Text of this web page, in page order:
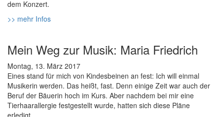
dem Konzert.
>> mehr Infos
Mein Weg zur Musik: Maria Friedrich
Montag, 13. März 2017
Eines stand für mich von Kindesbeinen an fest: Ich will einmal
Musikerin werden. Das heißt, fast. Denn einige Zeit war auch der
Beruf der Bäuerin hoch im Kurs. Aber nachdem bei mir eine
Tierhaarallergie festgestellt wurde, hatten sich diese Pläne
erledigt.